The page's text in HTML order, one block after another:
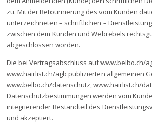
zu. Mit der Retournierung des vom Kunden
unterzeichneten – schriftlichen –
zwischen dem Kunden und Webrebels
abgeschlossen worden.
Die bei Vertragsabschluss auf www.belbo.ch/
www.hairlist.ch/agb publizierten allgemeinen
www.belbo.ch/datenschutz, www.hairlist.ch/
Datenschutzbestimmungen werden vom
integrierender Bestandteil des
und akzeptiert.